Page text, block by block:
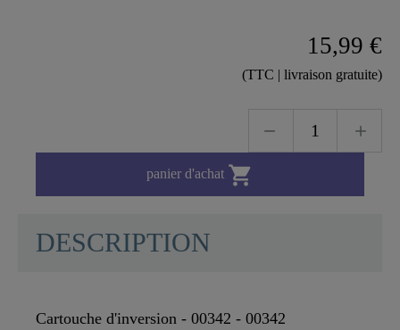
15,99 €
(TTC | livraison gratuite)
panier d'achat 
DESCRIPTION
Cartouche d'inversion - 00342 - 00342